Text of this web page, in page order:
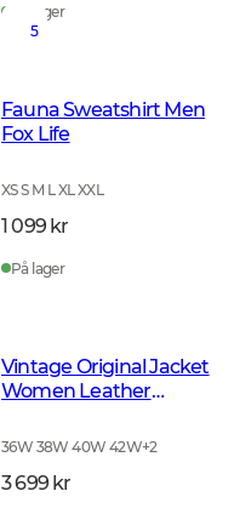
På lager
5
Fauna Sweatshirt Men
Fox Life
XS S M L XL XXL
1 099 kr
På lager
Vintage Original Jacket
Women Leather
36W 38W 40W 42W+2
3 699 kr